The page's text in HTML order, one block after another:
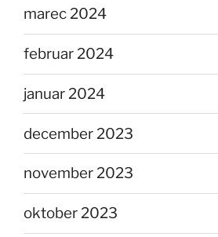
marec 2024
februar 2024
januar 2024
december 2023
november 2023
oktober 2023